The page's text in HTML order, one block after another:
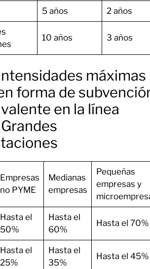
5 años 2 años
10 años 3 años
máximas
forma de
en la línea
Empresas
no PYME
Medianas
empresas
Pequeñas
empresas y
Hasta el
50%
Hasta el
60%
Hasta el 70%
Hasta el
25%
Hasta el
35%
Hasta el 45%